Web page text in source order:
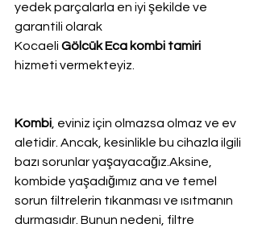
yedek parçalarla en iyi şekilde ve
garantili olarak
Kocaeli Gölcük Eca kombi tamiri
hizmeti vermekteyiz.
Kombi , eviniz için olmazsa olmaz ve ev
aletidir. Ancak, kesinlikle bu cihazla ilgili
bazı sorunlar yaşayacağız.Aksine,
kombide yaşadığımız ana ve temel
sorun filtrelerin tıkanması ve ısıtmanın
durmasıdır. Bunun nedeni, filtre